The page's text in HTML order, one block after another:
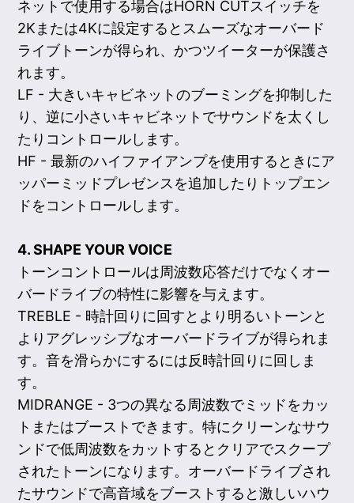
ネットで使用する場合はHORN CUTスイッチを
2Kまたは4Kに設定するとスムーズなオーバード
ライブトーンが得られ、かつツイーターが保護さ
れます。
LF - 大きいキャビネットのブーミングを抑制した
り、逆に小さいキャビネットでサウンドを太くし
たりコントロールします。
HF - 最新のハイファイアンプを使用するときにア
ッパーミッドプレゼンスを追加したりトップエン
ドをコントロールします。
4. SHAPE YOUR VOICE
トーンコントロールは周波数応答だけでなくオー
バードライブの特性に影響を与えます。
TREBLE - 時計回りに回すとより明るいトーンと
よりアグレッシブなオーバードライブが得られま
す。音を滑らかにするには反時計回りに回しま
す。
MIDRANGE - 3つの異なる周波数でミッドをカッ
トまたはブーストできます。特にクリーンなサウ
ンドで低周波数をカットするとクリアでスクープ
されたトーンになります。オーバードライブされ
たサウンドで高音域をブーストすると激しいハウ